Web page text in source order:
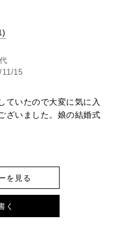
11/15
ていたので大変に気に入
ざいました。娘の結婚式
を見る
く